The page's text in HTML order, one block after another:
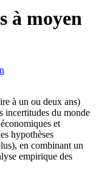
à moyen
à un ou deux ans)
incertitudes du monde
et
hypothèses
en combinant un
empirique des